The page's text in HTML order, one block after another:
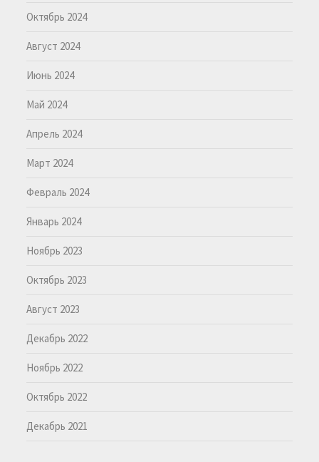
Октябрь 2024
Август 2024
Июнь 2024
Май 2024
Апрель 2024
Март 2024
Февраль 2024
Январь 2024
Ноябрь 2023
Октябрь 2023
Август 2023
Декабрь 2022
Ноябрь 2022
Октябрь 2022
Декабрь 2021